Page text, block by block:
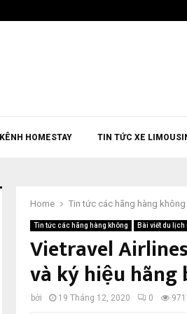
KÊNH HOMESTAY TIN TỨC XE
Home Tin tức các hãng hàng không
Tin tức các hãng hàng không Bài viết du lịch
Vietravel
và ký hiệu hãng
bởi 19 Tháng 12, 2020 0